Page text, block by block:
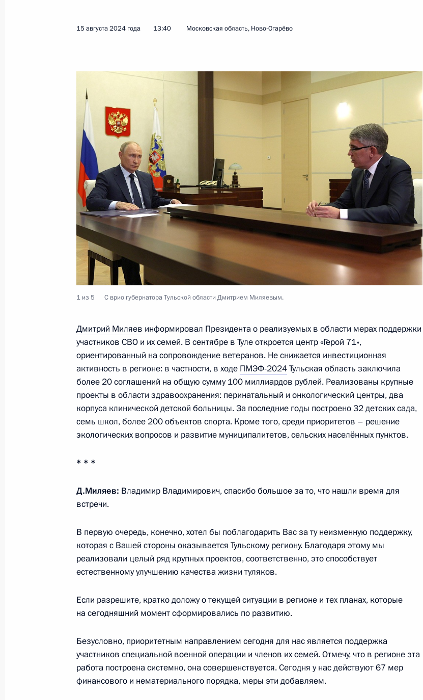
Показать следующие материалы
Посещение Российского университета спецназа
20 августа 2024 года, 21:35
10 6м
Рабочая встреча с главой Республики Северная Осетия – Алания
Сергеем Меняйло
20 августа 2024 года, 17:10 Владикавказ
Встреча с представителями ассоциации жертв терактов «Матери
Беслана»
20 августа 2024 года, 16:30 Беслан
3
Рабочая встреча с главой Кабардино-Балкарской Республики
20 августа 2024 года, 13:00 Село Герменчик
19 августа 2024 года, понедельник
Заявления Владимира Путина и Ильхама Алиева для СМИ
19 августа 2024 года, 15:00 Баку
Начало российско-азербайджанских переговоров
19 августа 2024 года, 14:10 Баку
Встреча с Президентом Азербайджана Ильхамом Алиевым
19 августа 2024 года, 12:10
7
16 августа 2024 года, пятница
Совещание с постоянными членами Совета Безопасности
16 августа 2024 года, 13:50 Московская область, Ново-Огарёво
15 августа 2024 года, четверг
15 августа 2024 года 13:40 Московская область, Ново-Огарёво
1 из 5 С врио губернатора Тульской области Дмитрием Миляевым.
Дмитрий Миляев информировал Президента о реализуемых в области мерах поддержки
участников СВО и их семей. В сентябре в Туле откроется центр «Герой 71»,
ориентированный на сопровождение ветеранов. Не снижается инвестиционная
активность в регионе: в частности, в ходе ПМЭФ-2024Тульская область заключила
более 20 соглашений на общую сумму 100 миллиардов рублей. Реализованы крупные
проекты в области здравоохранения: перинатальный и онкологический центры, два
корпуса клинической детской больницы. За последние годы построено 32 детских сада,
семь школ, более 200 объектов спорта. Кроме того, среди приоритетов – решение
экологических вопросов и развитие муниципалитетов, сельских населённых пунктов.
* * *
Д.Миляев: Владимир Владимирович, спасибо большое за то, что нашли время для
встречи.
В первую очередь, конечно, хотел бы поблагодарить Вас за ту неизменную поддержку,
которая с Вашей стороны оказывается Тульскому региону. Благодаря этому мы
реализовали целый ряд крупных проектов, соответственно, это способствует
естественному улучшению качества жизни туляков.
Если разрешите, кратко доложу о текущей ситуации в регионе и тех планах, которые
на сегодняшний момент сформировались по развитию.
Безусловно, приоритетным направлением сегодня для нас является поддержка
участников специальной военной операции и членов их семей. Отмечу, что в регионе эта
работа построена системно, она совершенствуется. Сегодня у нас действуют 67 мер
финансового и нематериального порядка, меры эти добавляем.